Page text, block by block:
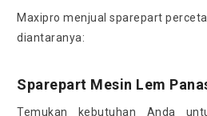
Maxipro menjual sparepart
diantaranya:
Sparepart Mesin Lem
Temukan kebutuhan Anda